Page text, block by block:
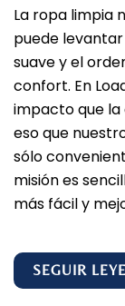
La ropa limpia
puede
suave y el
confort. En
impacto que la
eso que
sólo
misión es
más fácil y
SEGUIR